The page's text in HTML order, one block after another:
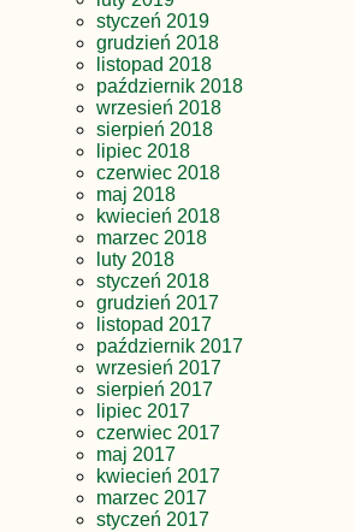
styczeń 2019
grudzień 2018
listopad 2018
październik 2018
wrzesień 2018
sierpień 2018
lipiec 2018
czerwiec 2018
maj 2018
kwiecień 2018
marzec 2018
luty 2018
styczeń 2018
grudzień 2017
listopad 2017
październik 2017
wrzesień 2017
sierpień 2017
lipiec 2017
czerwiec 2017
maj 2017
kwiecień 2017
marzec 2017
styczeń 2017